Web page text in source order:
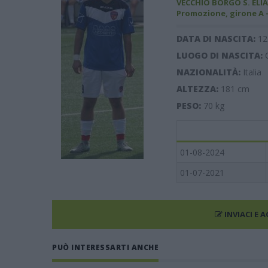
VECCHIO BORGO S. ELIA
Promozione, girone A
DATA DI NASCITA:
LUOGO DI NASCITA:
NAZIONALITÀ: Italia
ALTEZZA: 181 cm
PESO: 70 kg
01-08-2024
01-07-2021
INVIACI E
PUÒ INTERESSARTI ANCHE